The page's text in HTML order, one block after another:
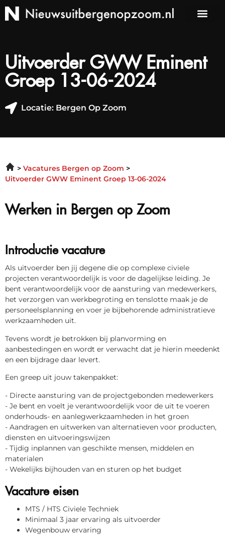
Uitvoerder GWW Eminent
Groep 13-06-2024
Locatie: Bergen Op Zoom
Vacatures Bergen op Zoom
Uitvoerder GWW Eminent Groep 13-06-2024
Werken in Bergen op Zoom
Introductie vacature
Als uitvoerder ben jij degene die op complexe civiele
projecten verantwoordelijk is voor de dagelijkse leiding. Je
bent verantwoordelijk voor de aansturing van medewerkers,
het verzorgen van werkbegroting en tenslotte maak je de
personeelsplanning en voer je bijbehorende administratieve
werkzaamheden uit.
Tevens wordt je betrokken bij planvorming en
aanbestedingen en wordt er verwacht dat je hierin meedenkt
en een bijdrage daar levert.
Een greep uit jouw takenpakket:
- Directe aansturing van de projectgebonden medewerkers
- Je bent en voelt je verantwoordelijk voor de uit te voeren
onderhouds- en aanlegwerkzaamheden in het groen
- Aandragen en uitwerken van alternatieven voor producten,
diensten en uitvoeringswijzen
- Tijdig inplannen van geschikte mensen, middelen en
materialen
- Wekelijks bijhouden van en sturen op het budget
Vacature eisen
MTS / HTS Civiele Techniek
Minimaal 3 jaar ervaring als uitvoerder
Wegenbouw ervaring